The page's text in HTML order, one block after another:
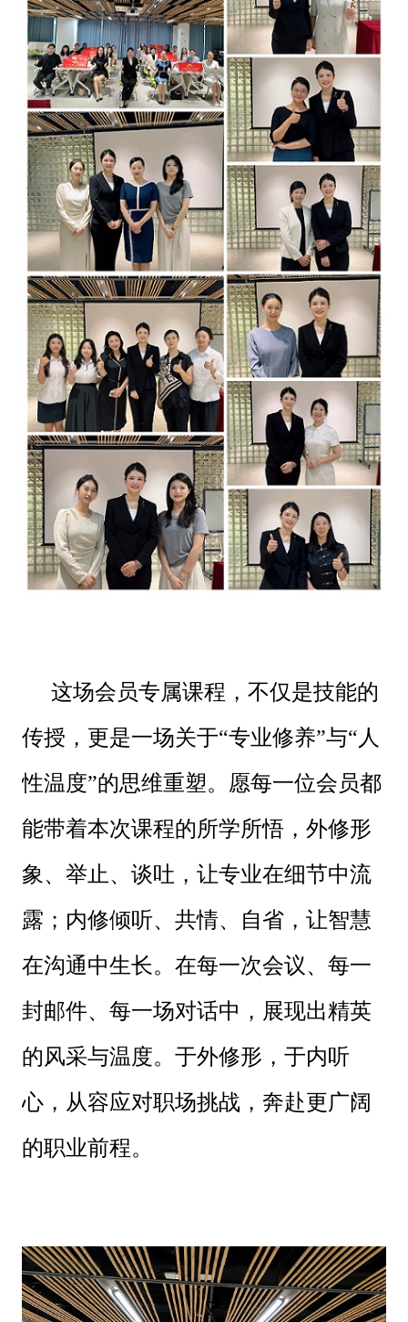
这场会员专属课程，不仅是技能的
传授，更是一场关于“专业修养”与“人
性温度”的思维重塑。愿每一位会员都
能带着本次课程的所学所悟，外修形
象、举止、谈吐，让专业在细节中流
露；内修倾听、共情、自省，让智慧
在沟通中生长。在每一次会议、每一
封邮件、每一场对话中，展现出精英
的风采与温度。于外修形，于内听
心，从容应对职场挑战，奔赴更广阔
的职业前程。